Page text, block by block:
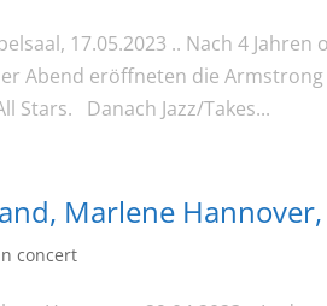
17.05.2023 .. Nach 4
Abend eröffneten die
Stars. Danach Jazz/Takes...
Marlene
concert